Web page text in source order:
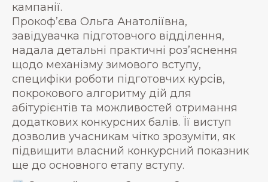
кампанії.
Прокоф’єва Ольга Анатоліївна,
завідувачка підготовчого відділення,
надала детальні практичні роз’яснення
щодо механізму зимового вступу,
специфіки роботи підготовчих курсів,
покрокового алгоритму дій для
абітурієнтів та можливостей отримання
додаткових конкурсних балів. Її виступ
дозволив учасникам чітко зрозуміти, як
підвищити власний конкурсний показник
ще до основного етапу вступу.